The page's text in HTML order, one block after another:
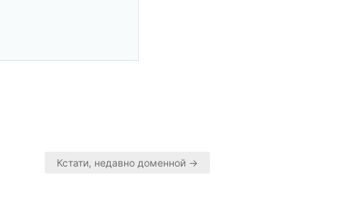
Кстати, недавно доменной →